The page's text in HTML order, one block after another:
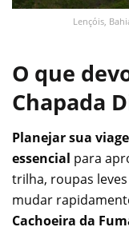
Lençóis,
O que
Chapada
Planejar sua
essencial para
trilha, roupas
mudar
Cachoeira da